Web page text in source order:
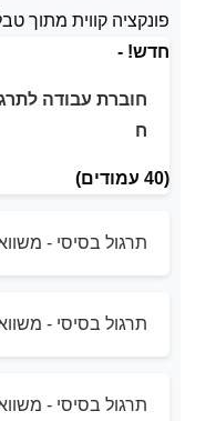
פונקציה קווית מתוך
חדש! -
חוברת עבודה
ח
(40 עמודים)
תרגול בסיסי -
תרגול בסיסי -
תרגול בסיסי -